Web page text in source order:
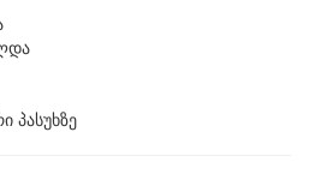
პასუხზე